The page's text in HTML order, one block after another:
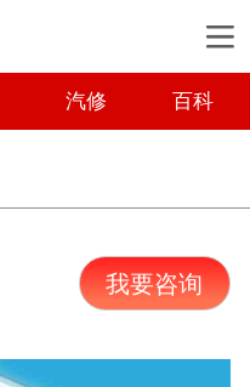
汽修 百科
我要咨询